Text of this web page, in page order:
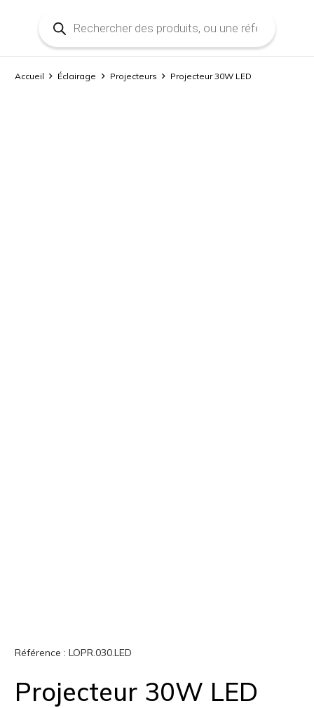
produits
Accueil Éclairage Projecteurs Projecteur 30W LED
Référence : LOPR.030.LED
Projecteur 30W LED